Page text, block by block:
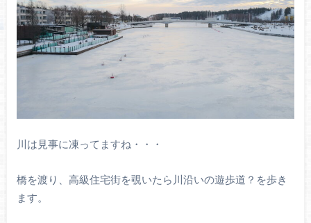
川は見事に凍ってますね・・・
橋を渡り、高級住宅街を覗いたら川沿いの遊歩道？を歩き
ます。